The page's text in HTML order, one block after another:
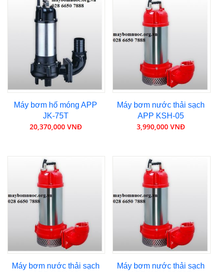
Máy bơm hố móng APP
JK-75T
20,370,000 VNĐ
Máy bơm nước thải sạch
APP KSH-05
3,990,000 VNĐ
Máy bơm nước thải sạch
Máy bơm nước thải sạch